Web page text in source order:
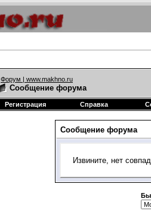
Форум | www.makhno.ru
Сообщение форума
Регистрация Справка
Сообщение форума
Извините, нет